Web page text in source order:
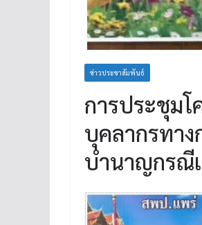
ข่าวประชาสัมพันธ์
การประชุมโ
บุคลากรทาง
บำนาญกรณี